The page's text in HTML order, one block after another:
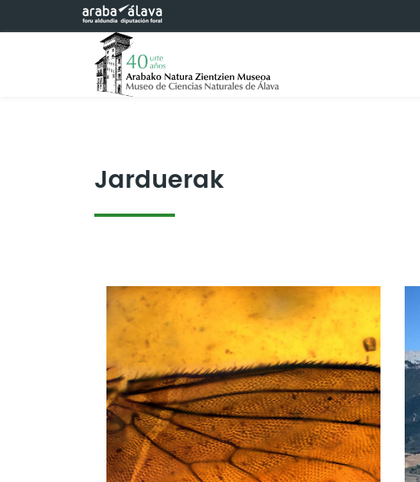
Eduki nagusira joan
Jarduerak